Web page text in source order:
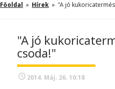
Főoldal » Hírek » "A jó
"A jó
csoda!"
2014. Máj. 26. 10:18